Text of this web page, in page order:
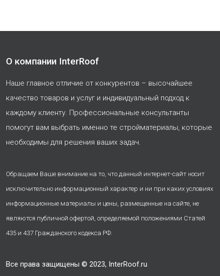
О компании InterRoof
Наше главное отличие от конкурентов – высочайшее
качество товаров и услуг и индивидуальный подход к
каждому клиенту. Профессиональные консультанты
помогут вам выбрать именно те стройматериалы, которые
необходимы для решения ваших задач.
Обращаем Ваше внимание на то, что данный интернет-сайт носит
исключительно информационный характер и ни при каких условиях
информационные материалы и цены, размещенные на сайте, не
являются публичной офертой, определяемой положениями Статей
435 и 437 Гражданского кодекса РФ.
Все права защищены © 2023, InterRoof.ru